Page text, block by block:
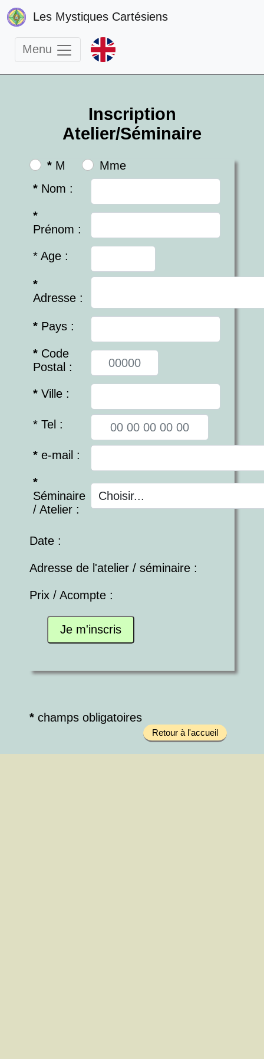
Les Mystiques Cartésiens
Menu
Inscription
Atelier/Séminaire
* M
Mme
* Nom :
*
Prénom :
* Age :
*
Adresse :
* Pays :
* Code
Postal :
* Ville :
* Tel :
* e-mail :
*
Séminaire
/ Atelier :
Date :
Adresse de l'atelier / séminaire :
Prix / Acompte :
* champs obligatoires
Retour à l'accueil